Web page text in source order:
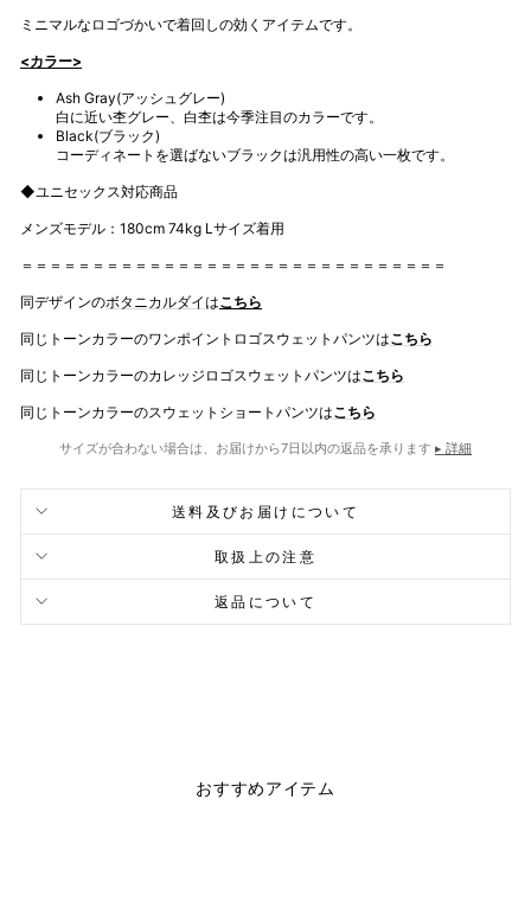
ミニマルなロゴづかいで着回しの効くアイテムです。
<カラー>
Ash Gray(アッシュグレー)
白に近い杢グレー、白杢は今季注目のカラーです。
Black(ブラック)
コーディネートを選ばないブラックは汎用性の高い一枚です。
◆ユニセックス対応商品
メンズモデル：180cm 74kg Lサイズ着用
＝＝＝＝＝＝＝＝＝＝＝＝＝＝＝＝＝＝＝＝＝＝＝＝＝＝＝＝＝＝
同デザインのボタニカルダイはこちら
同じトーンカラーのワンポイントロゴスウェットパンツはこちら
同じトーンカラーのカレッジロゴスウェットパンツはこちら
同じトーンカラーのスウェットショートパンツはこちら
サイズが合わない場合は、お届けから7日以内の返品を承ります ▸ 詳細
送料及びお届けについて
取扱上の注意
返品について
おすすめアイテム